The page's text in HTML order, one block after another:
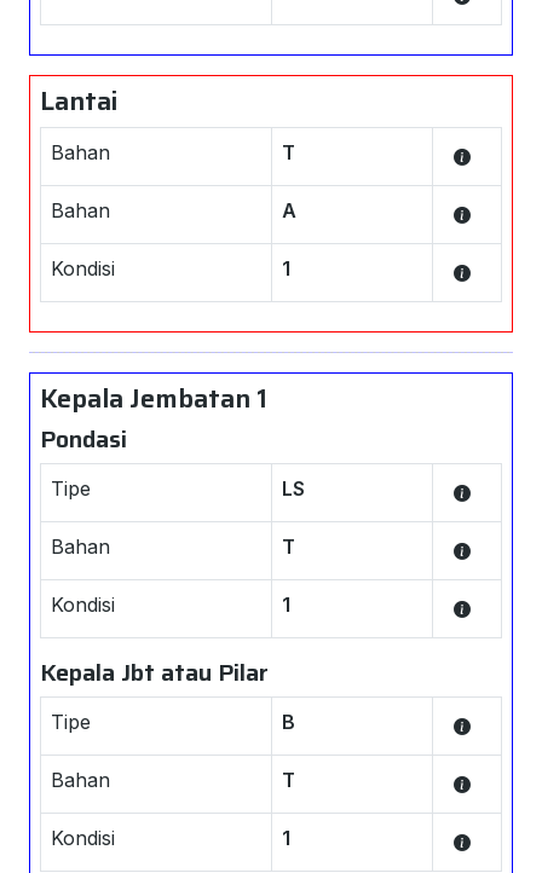
Lantai
Bahan T
Bahan A
Kondisi 1
Kepala Jembatan 1
Pondasi
Tipe LS
Bahan T
Kondisi 1
Kepala Jbt atau Pilar
Tipe B
Bahan T
Kondisi 1